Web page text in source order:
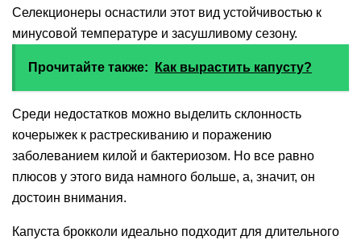
Селекционеры оснастили этот вид устойчивостью к
минусовой температуре и засушливому сезону.
Прочитайте также: Как вырастить капусту?
Среди недостатков можно выделить склонность
кочерыжек к растрескиванию и поражению
заболеванием килой и бактериозом. Но все равно
плюсов у этого вида намного больше, а, значит, он
достоин внимания.
Капуста брокколи идеально подходит для длительного